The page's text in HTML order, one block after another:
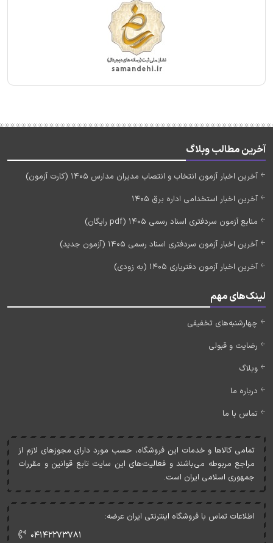
آخرین مطالب وبلاگ
آخرین اخبار آزمون انتخاب و انتصاب مدیران مدارس 1405 (کارت آزمون)
آخرین اخبار استخدامی اداره برق 1405
منابع آزمون سردفتری اسناد رسمی 1405 (pdf رایگان)
آخرین اخبار آزمون سردفتری اسناد رسمی 1405 (آزمون جدید)
آخرین اخبار آزمون دفتریاری 1405 (به زودی)
لینک‌های مهم
چهارشنبه‌های تخفیفی
رضایت و قبولی
وبلاگ
درباره ما
تماس با ما
تمامی کالاها و خدمات اين فروشگاه، حسب مورد دارای مجوزهای لازم از
مراجع مربوطه می‌باشند و فعاليت‌های اين سايت تابع قوانين و مقررات
جمهوری اسلامی ايران است.
اطلاعات تماس با فروشگاه اینترنتی ایران عرضه:
۰۴۱۴۲۲۷۳۷۸۱